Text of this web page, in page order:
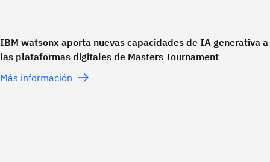
IBM watsonx aporta nuevas capacidades de IA generativa a
las plataformas digitales de Masters Tournament
Más información